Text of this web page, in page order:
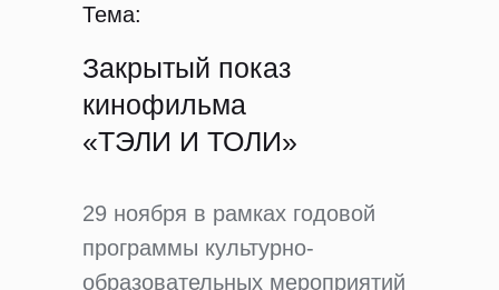
29 ноября в рамках годовой
программы культурно-
образовательных мероприятий
Тема:
Закрытый показ
кинофильма
«ТЭЛИ И ТОЛИ»